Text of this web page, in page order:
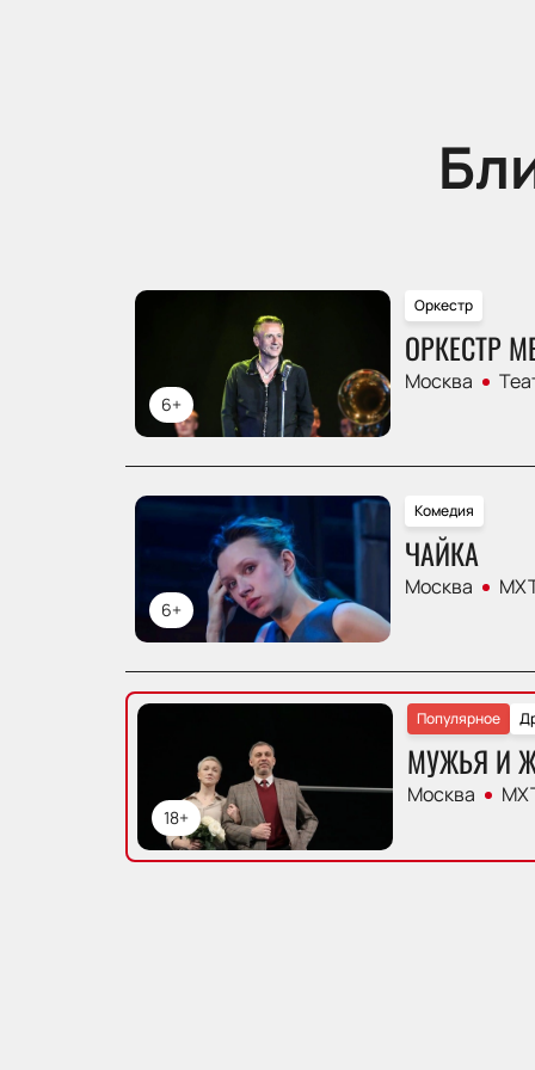
6+
Оркестр
ОРКЕСТР
Москва
6+
Комедия
ЧАЙКА
Москва
18+
Популярное
МУЖЬЯ И
Москва